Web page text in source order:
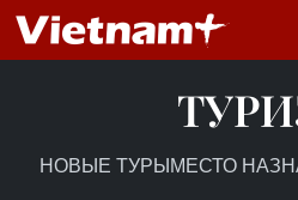
НОВЫЕ ТУРЫМЕСТО